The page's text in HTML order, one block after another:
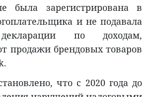
была зарегистрирована в
и не подавала
по доходам,
продажи брендовых товаров
что с 2020 года до